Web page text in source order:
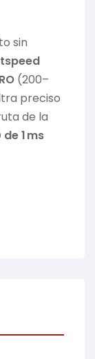
sin
(200–
preciso
de la
de 1 ms